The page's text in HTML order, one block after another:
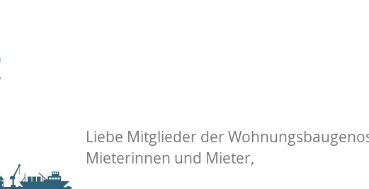
Liebe Mitglieder der
Mieterinnen und Mieter,